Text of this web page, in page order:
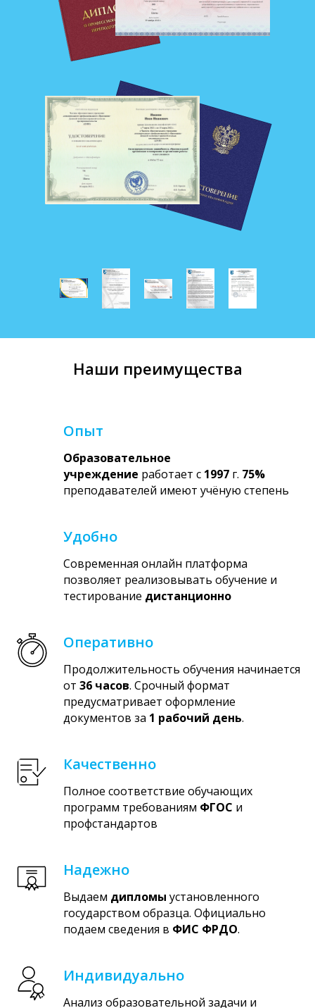
Наши преимущества
Опыт
Образовательное
учреждение работает с 1997 г. 75%
преподавателей имеют учёную степень
Удобно
Современная онлайн платформа
позволяет реализовывать обучение и
тестирование дистанционно
Оперативно
Продолжительность обучения начинается
от 36 часов. Срочный формат
предусматривает оформление
документов за 1 рабочий день.
Качественно
Полное соответствие обучающих
программ требованиям ФГОС и
профстандартов
Надежно
Выдаем дипломы установленного
государством образца. Официально
подаем сведения в ФИС ФРДО.
Индивидуально
Анализ образовательной задачи и